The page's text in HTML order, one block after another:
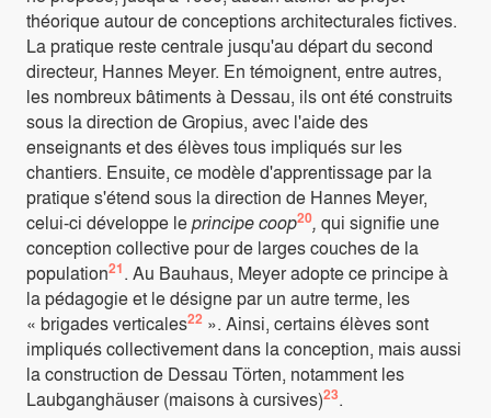
théorique autour de conceptions architecturales fictives.
La pratique reste centrale jusqu'au départ du second
directeur, Hannes Meyer. En témoignent, entre autres,
les nombreux bâtiments à Dessau, ils ont été construits
sous la direction de Gropius, avec l'aide des
enseignants et des élèves tous impliqués sur les
chantiers. Ensuite, ce modèle d'apprentissage par la
pratique s'étend sous la direction de Hannes Meyer,
celui-ci développe leprincipe coop20, qui signifie une
conception collective pour de larges couches de la
population21. Au Bauhaus, Meyer adopte ce principe à
la pédagogie et le désigne par un autre terme, les
« brigades verticales22 ». Ainsi, certains élèves sont
impliqués collectivement dans la conception, mais aussi
la construction de Dessau Törten, notamment les
Laubganghäuser (maisons à cursives)23.